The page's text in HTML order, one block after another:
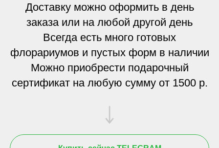
Доставку можно оформить в день
заказа или на любой другой день
Всегда есть много готовых
флорариумов и пустых форм в наличии
Можно приобрести подарочный
сертификат на любую сумму от 1500 р.